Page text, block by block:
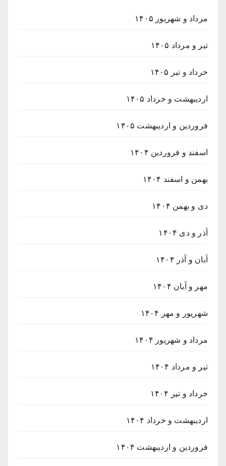
مرداد و شهریور ۱۴۰۵
تیر و مرداد ۱۴۰۵
خرداد و تیر ۱۴۰۵
اردیبهشت و خرداد ۱۴۰۵
فروردین و اردیبهشت ۱۴۰۵
اسفند و فروردین ۱۴۰۴
بهمن و اسفند ۱۴۰۴
دی و بهمن ۱۴۰۴
آذر و دی ۱۴۰۴
آبان و آذر ۱۴۰۴
مهر و آبان ۱۴۰۴
شهریور و مهر ۱۴۰۴
مرداد و شهریور ۱۴۰۴
تیر و مرداد ۱۴۰۴
خرداد و تیر ۱۴۰۴
اردیبهشت و خرداد ۱۴۰۴
فروردین و اردیبهشت ۱۴۰۴